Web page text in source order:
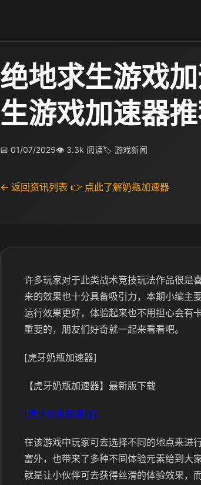
绝地求生游戏
生游戏加速器
📅 01/07/2025👁 3.3k 阅读🏷 游戏新闻
← 返回资讯列表 👉 点此了解奶瓶加速器
许多玩家对于此类战术竞技玩法作品很是
来的效果也十分具备吸引力，本期小编主
运行效果更好，体验起来也不用担心会有
重要的，朋友们好奇就一起来看看吧。
[虎牙奶瓶加速器]
【虎牙奶瓶加速器】最新版下载
[虎牙奶瓶加速器]
在该游戏中玩家可去选择不同的地点来进
富外，也带来了多种不同体验元素给到大
就是让小伙伴可去获得丝滑的体验效果，